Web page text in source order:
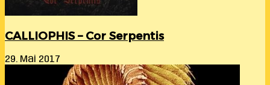
CALLIOPHIS – Cor Serpentis
29. Mai 2017